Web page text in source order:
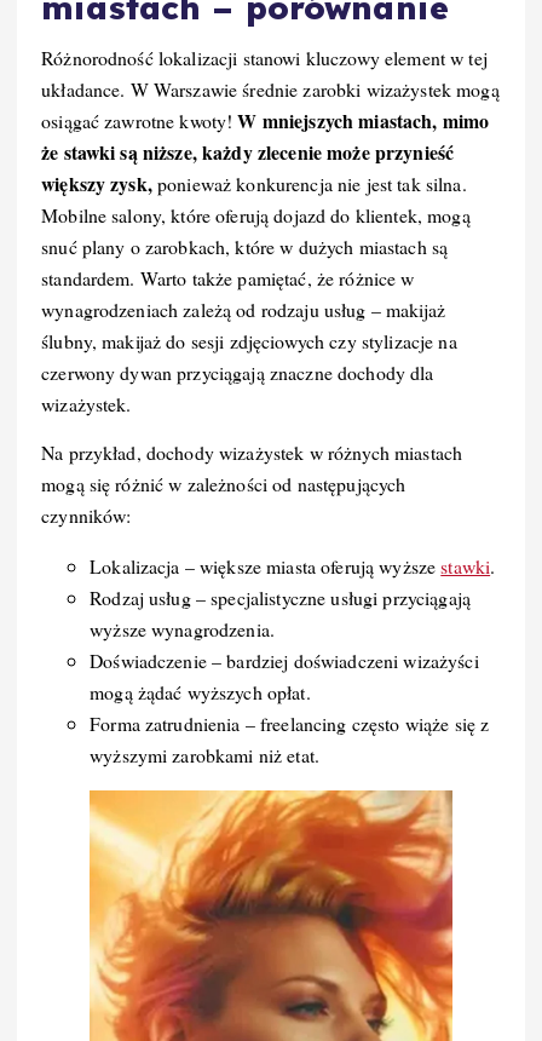
Różnorodność lokalizacji stanowi kluczowy element w tej
układance. W Warszawie średnie zarobki wizażystek mogą
osiągać zawrotne kwoty!W mniejszych miastach, mimo
że stawki są niższe, każdy zlecenie może przynieść
większy zysk,ponieważ konkurencja nie jest tak silna.
Mobilne salony, które oferują dojazd do klientek, mogą
snuć plany o zarobkach, które w dużych miastach są
standardem. Warto także pamiętać, że różnice w
wynagrodzeniach zależą od rodzaju usług – makijaż
ślubny, makijaż do sesji zdjęciowych czy stylizacje na
czerwony dywan przyciągają znaczne dochody dla
wizażystek.
Na przykład, dochody wizażystek w różnych miastach
mogą się różnić w zależności od następujących
czynników:
Lokalizacja – większe miasta oferują wyższestawki.
Rodzaj usług – specjalistyczne usługi przyciągają
wyższe wynagrodzenia.
Doświadczenie – bardziej doświadczeni wizażyści
mogą żądać wyższych opłat.
Forma zatrudnienia – freelancing często wiąże się z
wyższymi zarobkami niż etat.